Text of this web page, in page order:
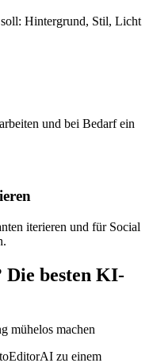
soll: Hintergrund, Stil, Licht
und bei Bedarf ein
iterieren und für Social
besten KI-
mühelos machen
zu einem